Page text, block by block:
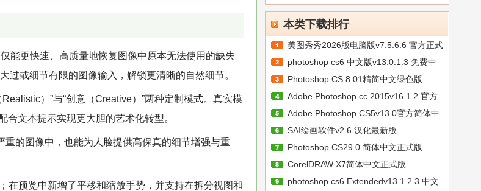
本类下载排行
美图秀秀2026版电脑版v7.5.6.6 官方正式
photoshop cs6 中文版v13.0.1.3 免费中
Photoshop CS 8.01精简中文绿色版
Adobe Photoshop cc 2015v16.1.2 官方
简
Adobe Photoshop CS5v13.0官方简体中
文
SAI绘画软件v2.6 汉化最新版
Photoshop CS29.0 简体中文正式版
CorelDRAW X7简体中文正式版
v25.0.0.17
photoshop cs6 Extendedv13.1.2.3 中文
能更快速、高质量地恢复图像中原本无法使用的缺失
过或细节有限的图像输入，解锁更清晰的自然细节。
）”与“创意（Creative）”两种定制模式。真实模
文本提示实现更大胆的艺术化转型。
重的图像中，也能为人脸提供高保真的细节增强与重
在预览中新增了平移和缩放手势，并支持在拆分视图和